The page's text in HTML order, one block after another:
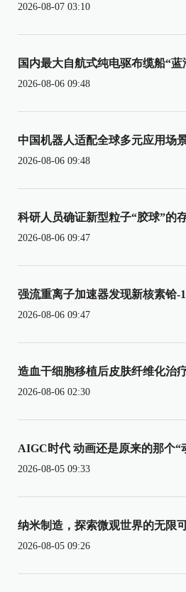
2026-08-07 03:10
国内最大自航式纯电驱布缆船“
2026-08-06 09:48
中国机器人适配全球多元应用场
2026-08-06 09:48
科研人员确证新型粒子“胶球”的
2026-08-06 09:47
强流重离子加速器发现新核素铪-
2026-08-06 09:47
造血干细胞移植后皮肤纤维化治
2026-08-06 02:30
AIGC时代 动画还是原来的那个“
2026-08-05 09:33
纳米制造，探索微观世界的无限
2026-08-05 09:26